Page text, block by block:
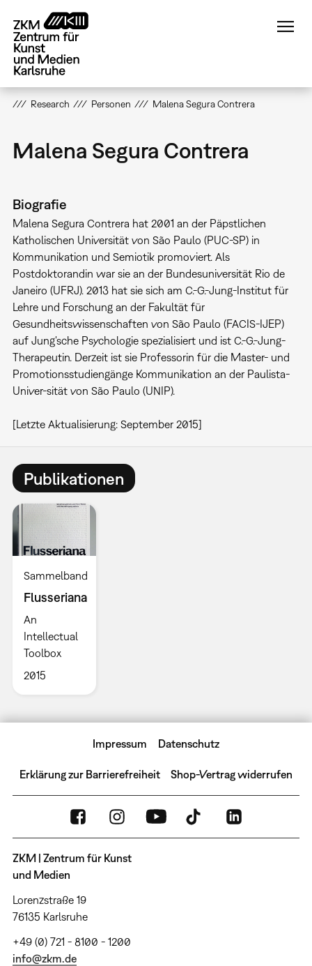
zum
Inhalt
Research Personen Malena Segura Contrera
Malena Segura Contrera
Biografie
Malena Segura Contrera hat 2001 an der Päpstlichen
Katholischen Universität von São Paulo (PUC-SP) in
Kommunikation und Semiotik promoviert. Als
Postdoktorandin war sie an der Bundesuniversität Rio de
Janeiro (UFRJ). 2013 hat sie sich am C.-G.-Jung-Institut für
Lehre und Forschung an der Fakultät für
Gesundheitswissenschaften von São Paulo (FACIS-IJEP)
auf Jung'sche Psychologie spezialisiert und ist C.-G.-Jung-
Therapeutin. Derzeit ist sie Professorin für die Master- und
Promotionsstudiengänge Kommunikation an der Paulista-
Univer-sität von São Paulo (UNIP).
[Letzte Aktualisierung: September 2015]
Publikationen
Sammelband
Flusseriana
An
Intellectual
Toolbox
2015
Impressum Datenschutz
Erklärung zur Barrierefreiheit Shop-Vertrag widerrufen
ZKM | Zentrum für Kunst
und Medien
Lorenzstraße 19
76135 Karlsruhe
+49 (0) 721 - 8100 - 1200
info@zkm.de